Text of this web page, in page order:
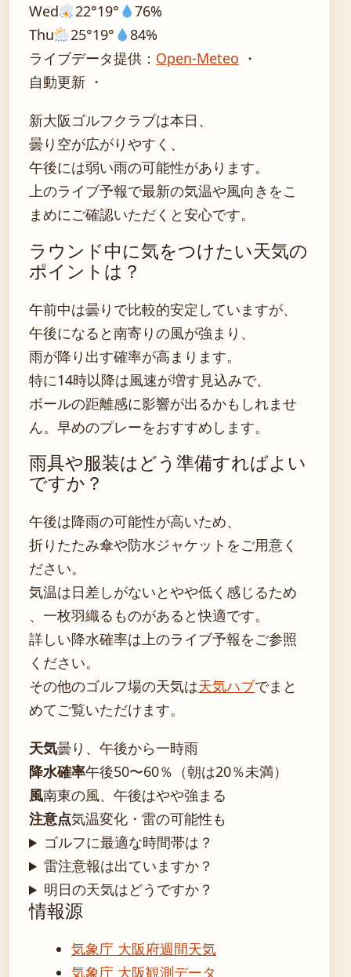
Wed
22°19°
76%
Thu
25°19°
84%
ライブデータ提供： Open-Meteo ・
自動更新 ・
新大阪ゴルフクラブは本日、
曇り空が広がりやすく、
午後には弱い雨の可能性があります。
上のライブ予報で最新の気温や風向きをこ
まめにご確認いただくと安心です。
ラウンド中に気をつけたい天気の
ポイントは？
午前中は曇りで比較的安定していますが、
午後になると南寄りの風が強まり、
雨が降り出す確率が高まります。
特に14時以降は風速が増す見込みで、
ボールの距離感に影響が出るかもしれませ
ん。早めのプレーをおすすめします。
雨具や服装はどう準備すればよい
ですか？
午後は降雨の可能性が高いため、
折りたたみ傘や防水ジャケットをご用意く
ださい。
気温は日差しがないとやや低く感じるため
、一枚羽織るものがあると快適です。
詳しい降水確率は上のライブ予報をご参照
ください。
その他のゴルフ場の天気は天気ハブでまと
めてご覧いただけます。
天気曇り、午後から一時雨
降水確率午後50〜60％（朝は20％未満）
風南東の風、午後はやや強まる
注意点気温変化・雷の可能性も
ゴルフに最適な時間帯は？
雷注意報は出ていますか？
明日の天気はどうですか？
情報源
気象庁 大阪府週間天気
気象庁 大阪観測データ